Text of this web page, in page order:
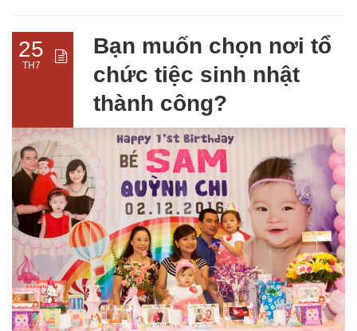
25
TH7
Bạn muốn chọn nơi tổ
chức tiệc sinh nhật
thành công?